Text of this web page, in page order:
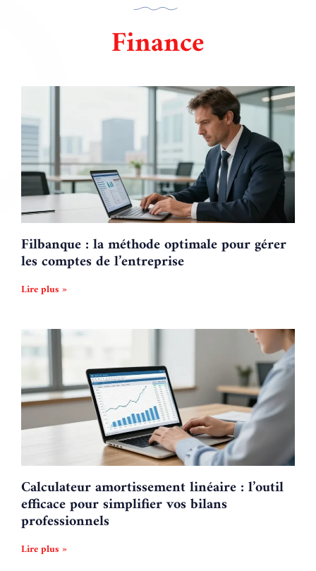
Finance
Filbanque : la méthode optimale pour gérer
les comptes de l’entreprise
Lire plus »
Calculateur amortissement linéaire : l’outil
efficace pour simplifier vos bilans
professionnels
Lire plus »